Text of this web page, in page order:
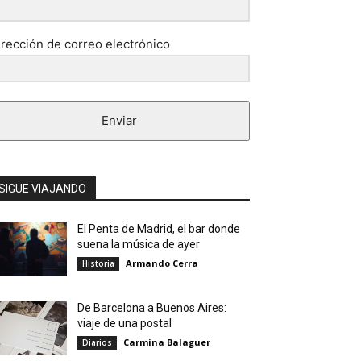
de correo electrónico
Enviar
VIAJANDO
El Penta de Madrid, el bar donde
suena la música de ayer
Historia Armando Cerra
De Barcelona a Buenos Aires:
viaje de una postal
Diarios Carmina Balaguer